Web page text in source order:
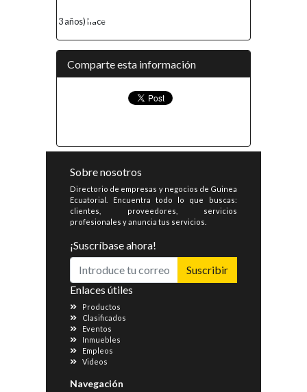
3 años) hace
Comparte esta información
Sobre nosotros
Directorio de empresas y negocios de Guinea
Ecuatorial. Encuentra todo lo que buscas:
clientes, proveedores, servicios
profesionales y anuncia tus servicios.
¡Suscríbase ahora!
Suscribir
Enlaces útiles
Productos
Clasificados
Eventos
Inmuebles
Empleos
Videos
Navegación